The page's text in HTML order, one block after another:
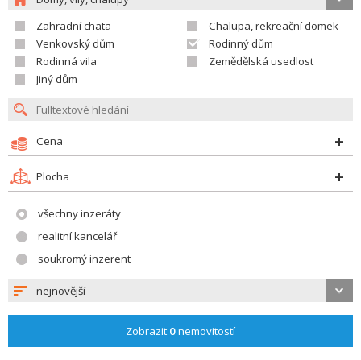
Zahradní chata
Chalupa, rekreační domek
Venkovský dům
Rodinný dům
Rodinná vila
Zemědělská usedlost
Jiný dům
Cena
Plocha
všechny inzeráty
realitní kancelář
soukromý inzerent
nejnovější
Zobrazit 0nemovitostí